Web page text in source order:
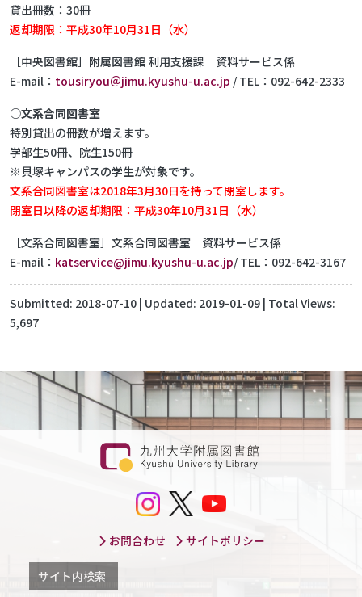
貸出冊数：30冊
返却期限：平成30年10月31日（水）
［中央図書館］附属図書館 利用支援課 資料サービス係
E-mail： tousiryou＠jimu.kyushu-u.ac.jp / TEL：092-642-2333
○文系合同図書室
特別貸出の冊数が増えます。
学部生50冊、院生150冊
※貝塚キャンパスの学生が対象です。
文系合同図書室は2018年3月30日を持って閉室します。
閉室日以降の返却期限：平成30年10月31日（水）
［文系合同図書室］文系合同図書室 資料サービス係
E-mail： katservice@jimu.kyushu-u.ac.jp/ TEL：092-642-3167
Submitted: 2018-07-10 | Updated: 2019-01-09 | Total Views:
5,697
お問合わせ サイトポリシー
サイト内検索